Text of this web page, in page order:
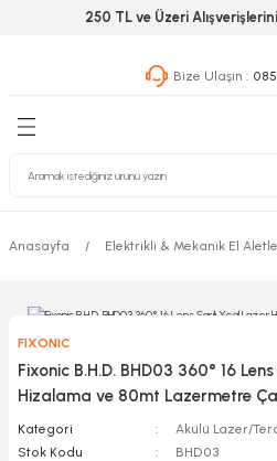
250 TL ve Üzeri
Bize Ulaşın :
Geri Dön
Geri Dön
& Nalburiye
Grubu
Geri Dön
Anasayfa Elektrikli & Mekanik El
FIXONIC
Fixonic B.H.D. BHD03 360° 16
Hizalama ve 80mt Lazermetre
Kategori
Akülü Lazer/
Stok Kodu
BHD03